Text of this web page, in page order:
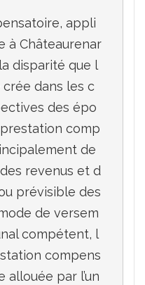
appli
à Châteaurenar
disparité que l
dans les c
des épo
comp
de
revenus et d
prévisible des
de versem
compétent, l
compens
allouée par l’un